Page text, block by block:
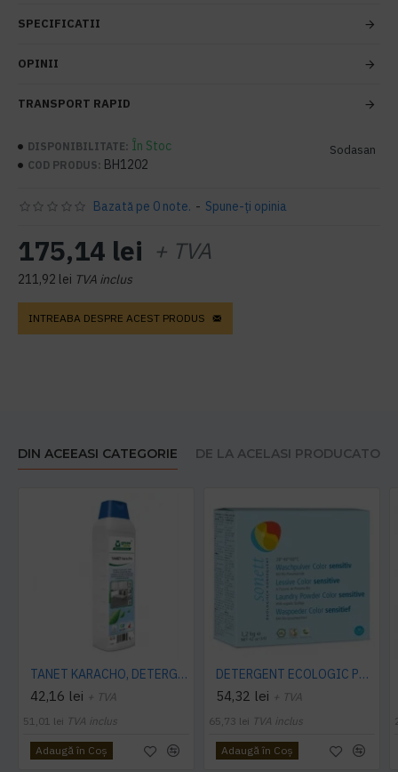
SPECIFICATII
OPINII
TRANSPORT RAPID
DISPONIBILITATE: În Stoc
COD PRODUS: BH1202
Sodasan
Bazată pe 0 note. - Spune-ţi opinia
175,14 lei + TVA
211,92 lei TVA inclus
INTREABA DESPRE ACEST PRODUS
DIN ACEEASI CATEGORIE DE LA ACELASI PRODUCATOR
TANET KARACHO, DETERGENT ENZIMATIC PENTRU COVOARE, 1 L
42,16 lei + TVA
51,01 lei TVA inclus
Adaugă în Coş
DETERGENT ECOLOGIC PRAF PT. RUFE NEUTRU 1.2KG Sonett
54,32 lei + TVA
65,73 lei TVA inclus
Adaugă în Coş